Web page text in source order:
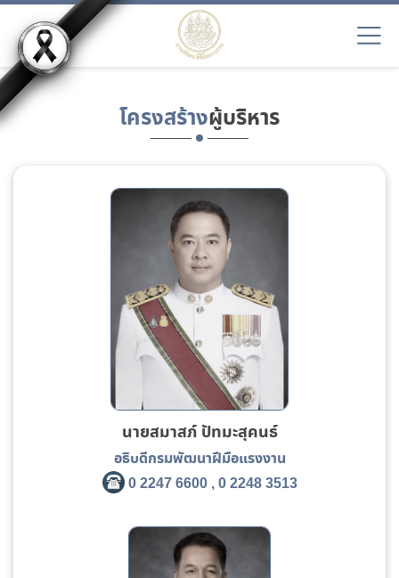
โครงสร้างผู้บริหาร
นายสมาสภ์ ปัทมะสุคนธ์
อธิบดีกรมพัฒนาฝีมือแรงงาน
0 2247 6600 , 0 2248 3513